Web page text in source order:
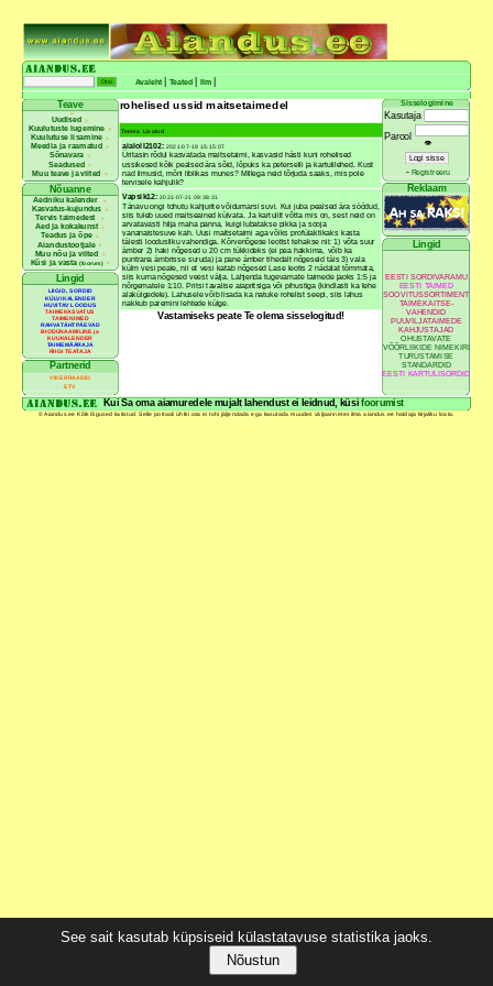
See sait kasutab küpsiseid külastatavuse statistika jaoks.
Nõustun
Avaleht Teated Ilm
Teave
Uudised
Kuulutuste lugemine
Kuulutuse lisamine
Meedia ja raamatud
Sõnavara
Seadused
Muu teave ja viited
Nõuanne
Aedniku kalender
Kasvatus-kujundus
Tervis taimedest
Aed ja kokakunst
Teadus ja õpe
Aiandustootjale
Muu nõu ja viited
Küsi ja vasta(foorum)
Lingid
LIIGID, SORDID
KÜLVIKALENDER
HUVITAV LOODUS
TAIMEKASVATUS
TAIMENIMED
RAHVATÄHTPÄEVAD
BIODÜNAAMILINE ja
KUUKALENDER
TAIMEMÄÄRAJA
RIIGI TEATAJA
Partnerid
VIKERRAADIO
ETV
rohelised ussid maitsetaimedel
Teema Lisatud
aialoll2102: 2021-07-19 15:15:07
Üritasin rõdul kasvatada maitsetaimi, kasvasid hästi kuni rohelised
ussikesed kõik pealsed ära sõid, lõpuks ka peterselli ja kartulilehed. Kust
nad ilmusid, mõni liblikas munes? Millega neid tõrjuda saaks, mis pole
tervisele kahjulik?
Vapsik12: 2021-07-21 09:38:31
Tänavu ongi tohutu kahjurite võidumarsi suvi. Kui juba pealsed ära söödud,
siis tuleb uued maitseained külvata. Ja kartulilt võtta mis on, sest neid on
arvatavasti hilja maha panna, kuigi lubatakse pikka ja sooja
vananaistesuve kah. Uusi maitsetaimi aga võiks profülaktikaks kasta
täiesti loodusliku vahendiga. Kõrvenõgese leotist tehakse nii: 1) võta suur
ämber 2) haki nõgesed u 20 cm tükkideks (ei pea hakkima, võib ka
puntrana ämbrisse suruda) ja pane ämber tihedalt nõgeseid täis 3) vala
külm vesi peale, nii et vesi katab nõgesed Lase leotis 2 nädalat tõmmata,
siis kurna nõgesed veest välja. Lahjenda tugevamate taimede jaoks 1:5 ja
nõrgematele 1:10. Pritsi tavalise aiapritsiga või pihustiga (kindlasti ka lehe
alakülgedele). Lahusele võib lisada ka natuke rohelist seepi, siis lahus
nakkub paremini lehtede külge.
Vastamiseks peate Te olema sisselogitud!
Sisselogimine
Kasutaja
Parool
👁
- Registreeru
Reklaam
Lingid
EESTI SORDIVARAMU
EESTI TAIMED
SOOVITUSSORTIMENT
TAIMEKAITSE-
VAHENDID
PUUVILJATAIMEDE
KAHJUSTAJAD
OHUSTAVATE
VÕÕRLIIKIDE NIMEKIRI
TURUSTAMISE
STANDARDID
EESTI KARTULISORDID
Kui Sa oma aiamuredele mujalt lahendust ei leidnud, küsi foorumist
© Aiandus.ee Kõik õigused kaitstud. Selle portaali ühtki osa ei tohi jäljendada ega kasutada muudes väljaannetes ilma aiandus.ee haldaja kirjaliku loata.